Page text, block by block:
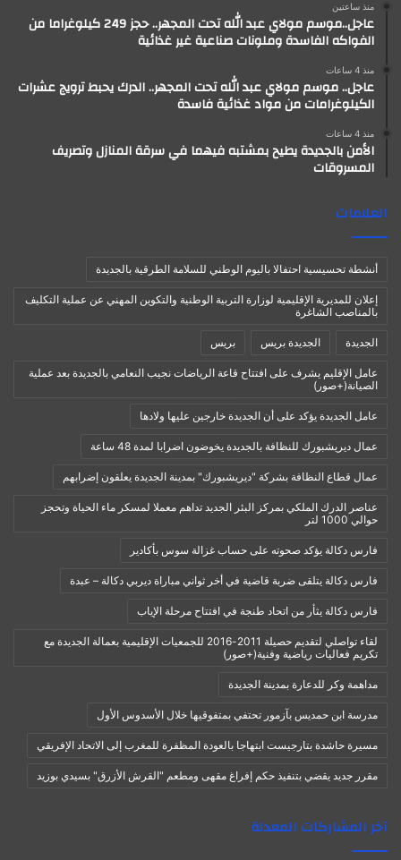
منذ ساعتين
عاجل..موسم مولاي عبد الله تحت المجهر.. حجز 249 كيلوغراما من
الفواكه الفاسدة وملونات صناعية غير غذائية
منذ 4 ساعات
عاجل.. موسم مولاي عبد الله تحت المجهر.. الدرك يحبط ترويج عشرات
الكيلوغرامات من مواد غذائية فاسدة
منذ 4 ساعات
الأمن بالجديدة يطيح بمشتبه فيهما في سرقة المنازل وتصريف
المسروقات
العلامات
أنشطة تحسيسية احتفالا باليوم الوطني للسلامة الطرقية بالجديدة
إعلان للمديرية الإقليمية لوزارة التربية الوطنية والتكوين المهني عن عملية التكليف
بالمناصب الشاغرة
الجديدة الجديدة بريس بريس
عامل الإقليم يشرف على افتتاح قاعة الرياضات نجيب النعامي بالجديدة بعد عملية
الصيانة(+صور)
عامل الجديدة يؤكد على أن الجديدة خارجين عليها ولادها
عمال ديريشبورك للنظافة بالجديدة يخوضون اضرابا لمدة 48 ساعة
عمال قطاع النظافة بشركة "ديريشبورك" بمدينة الجديدة يعلقون إضرابهم
عناصر الدرك الملكي بمركز البئر الجديد تداهم معملا لمسكر ماء الحياة وتحجز
حوالي 1000 لتر
فارس دكالة يؤكد صحوته على حساب غزالة سوس بأكادير
فارس دكالة يتلقى ضربة قاضية في أخر ثواني مباراة ديربي دكالة – عبدة
فارس دكالة يثأر من اتحاد طنجة في افتتاح مرحلة الإياب
لقاء تواصلي لتقديم حصيلة 2011-2016 للجمعيات الإقليمية بعمالة الجديدة مع
تكريم فعاليات رياضية وفنية(+صور)
مداهمة وكر للدعارة بمدينة الجديدة
مدرسة ابن حمديس بآزمور تحتفي بمتفوقيها خلال الأسدوس الأول
مسيرة حاشدة بتارجيست ابتهاجا بالعودة المظفرة للمغرب إلى الاتحاد الإفريقي
مقرر جديد يقضي بتنفيذ حكم إفراغ مقهى ومطعم "القرش الأزرق" بسيدي بوزيد
آخر المشاركات المعدلة